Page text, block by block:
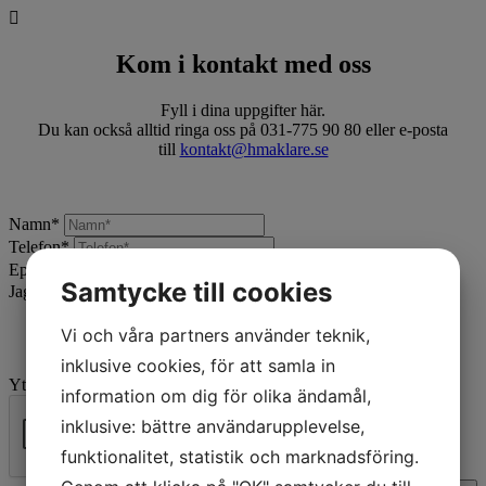
Kom i kontakt med oss
Fyll i dina uppgifter här.
Du kan också alltid ringa oss på 031-775 90 80 eller e-posta
till kontakt@hmaklare.se
Namn*
Telefon*
Epost
Jag vill: *
Ytterligare beskrivning
Samtycke till cookies
Vi och våra partners använder teknik,
inklusive cookies, för att samla in
information om dig för olika ändamål,
inklusive: bättre användarupplevelse,
funktionalitet, statistik och marknadsföring.